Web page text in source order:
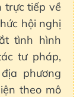
trực tiếp về
hội nghị
tình hình
tư pháp,
phương
theo mô